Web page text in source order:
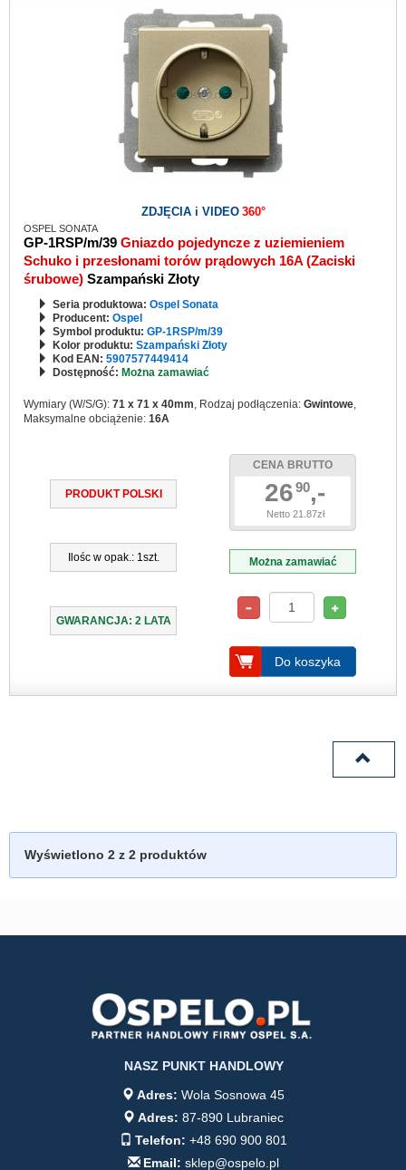
ZDJĘCIA i VIDEO 360°
OSPEL SONATA
GP-1RSP/m/39 Gniazdo pojedyncze z uziemieniem
Schuko i przesłonami torów prądowych 16A (Zaciski
śrubowe) Szampański Złoty
Seria produktowa: Ospel Sonata
Producent: Ospel
Symbol produktu: GP-1RSP/m/39
Kolor produktu: Szampański Złoty
Kod EAN: 5907577449414
Dostępność: Można zamawiać
Wymiary (W/S/G): 71 x 71 x 40mm, Rodzaj podłączenia: Gwintowe,
Maksymalne obciążenie: 16A
PRODUKT POLSKI
Ilośc w opak.: 1szt.
GWARANCJA: 2 LATA
CENA BRUTTO
2690,-
Netto 21.87zł
Można zamawiać
Do koszyka
Wyświetlono 2 z 2 produktów
NASZ PUNKT HANDLOWY
Adres: Wola Sosnowa 45
Adres: 87-890 Lubraniec
Telefon: +48 690 900 801
Email: sklep@ospelo.pl